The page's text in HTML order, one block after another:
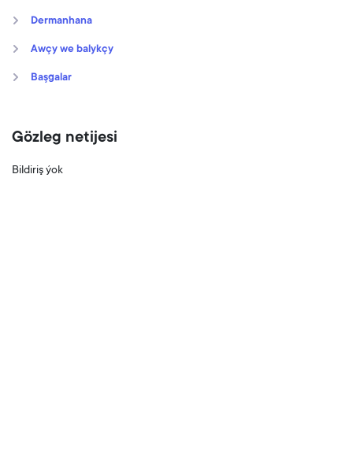
Dermanhana
Awçy we balykçy
Başgalar
Gözleg netijesi
Bildiriş ýok